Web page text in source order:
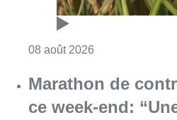
08 août 2026
Marathon de
ce week-end: